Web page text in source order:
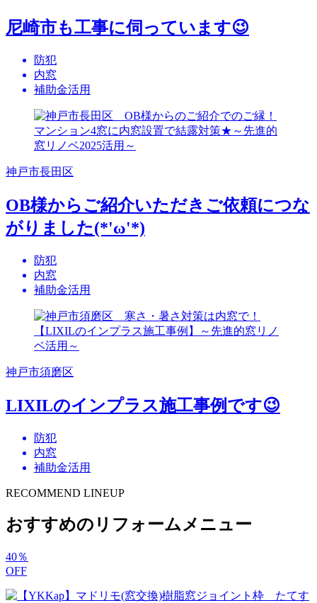
尼崎市も工事に伺っています😉
防犯
内窓
補助金活用
神戸市長田区
OB様からご紹介いただきご依頼につな
がりました(*'ω'*)
防犯
内窓
補助金活用
神戸市須磨区
LIXILのインプラス施工事例です😉
防犯
内窓
補助金活用
RECOMMEND LINEUP
おすすめのリフォームメニュー
40％
OFF